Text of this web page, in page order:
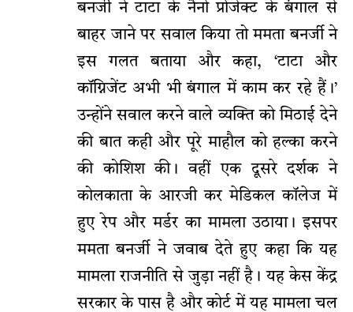
बनर्जी ने टाटा के नैनो प्रोजेक्ट के बंगाल से
बाहर जाने पर सवाल किया तो ममता बनर्जी ने
इस गलत बताया और कहा, ‘टाटा और
कॉग्निजेंट अभी भी बंगाल में काम कर रहे हैं।’
उन्होंने सवाल करने वाले व्यक्ति को मिठाई देने
की बात कही और पूरे माहौल को हल्का करने
की कोशिश की। वहीं एक दूसरे दर्शक ने
कोलकाता के आरजी कर मेडिकल कॉलेज में
हुए रेप और मर्डर का मामला उठाया। इसपर
ममता बनर्जी ने जवाब देते हुए कहा कि यह
मामला राजनीति से जुड़ा नहीं है। यह केस केंद्र
सरकार के पास है और कोर्ट में यह मामला चल